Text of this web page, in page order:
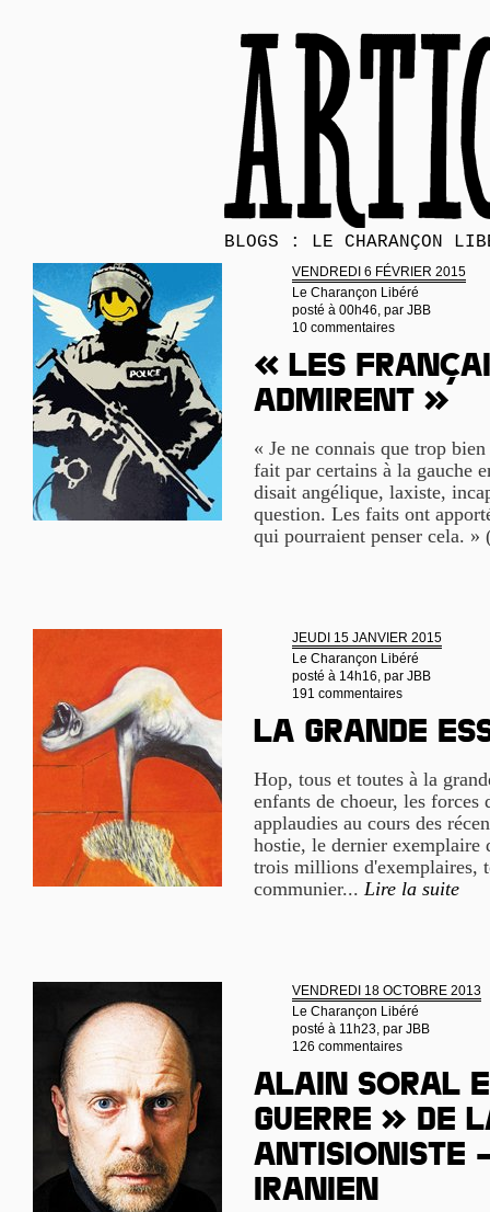
BLOGS : LE CHARANÇON
VENDREDI 6 FÉVRIER 2015
Le Charançon Libéré
posté à 00h46, par JBB
10 commentaires
« Les
admirent »
« Je ne connais que trop
fait par certains à la gauche
disait angélique, laxiste,
question. Les faits ont
qui pourraient penser cela.
JEUDI 15 JANVIER 2015
Le Charançon Libéré
posté à 14h16, par JBB
191 commentaires
La grande
Hop, tous et toutes à la
enfants de choeur, les forces
applaudies au cours des
hostie, le dernier
trois millions d'exemplaires,
communier... Lire la suite
VENDREDI 18 OCTOBRE 2013
Le Charançon Libéré
posté à 11h23, par JBB
126 commentaires
Alain Soral
guerre » de
antisioniste
iranien